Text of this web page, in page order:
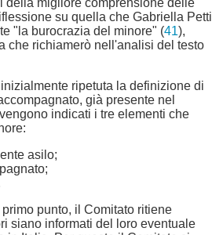
della migliore comprensione delle
su quella che Gabriella Petti
"la burocrazia del minore" (41),
che richiamerò nell'analisi del testo
ripetuta la definizione di
già presente nel
indicati i tre elementi che
asilo;
punto, il Comitato ritiene
siano informati del loro eventuale